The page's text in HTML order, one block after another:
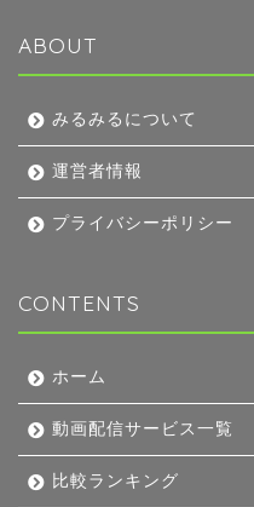
ABOUT
みるみるについて
運営者情報
プライバシーポリシー
CONTENTS
ホーム
動画配信サービス一覧
比較ランキング